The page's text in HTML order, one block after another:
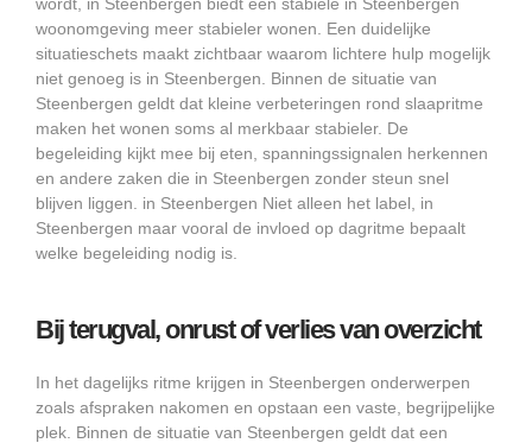
woonomgeving meer stabieler wonen. Een duidelijke
situatieschets maakt zichtbaar waarom lichtere hulp mogelijk
niet genoeg is in Steenbergen. Binnen de situatie van
Steenbergen geldt dat kleine verbeteringen rond slaapritme
maken het wonen soms al merkbaar stabieler. De
begeleiding kijkt mee bij eten, spanningssignalen herkennen
en andere zaken die in Steenbergen zonder steun snel
blijven liggen. in Steenbergen Niet alleen het label, in
Steenbergen maar vooral de invloed op dagritme bepaalt
welke begeleiding nodig is.
Bij terugval, onrust of verlies van overzicht
In het dagelijks ritme krijgen in Steenbergen onderwerpen
zoals afspraken nakomen en opstaan een vaste, begrijpelijke
plek. Binnen de situatie van Steenbergen geldt dat een